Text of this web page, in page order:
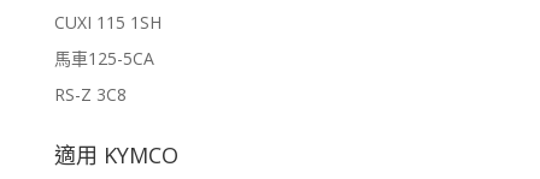
CUXI 115 1SH
馬車125-5CA
RS-Z 3C8
適用 KYMCO